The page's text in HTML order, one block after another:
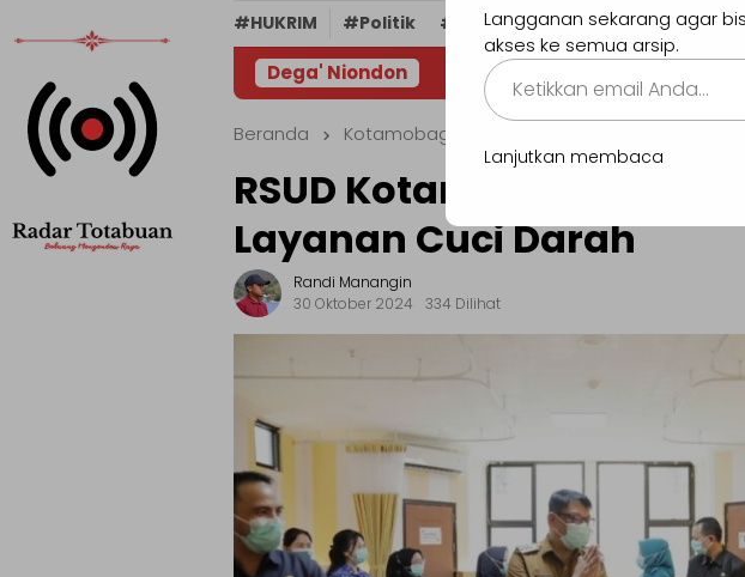
#HUKRIM #Politik #Religi #Pendidikan
Dega' Niondon
Beranda Kotamobagu
RSUD Kotamobagu
Layanan Cuci Darah
Randi Manangin
30 Oktober 2024
334 Dilihat
Langganan sekarang agar
akses ke semua arsip.
Ketikkan
email
Anda...
Lanjutkan membaca